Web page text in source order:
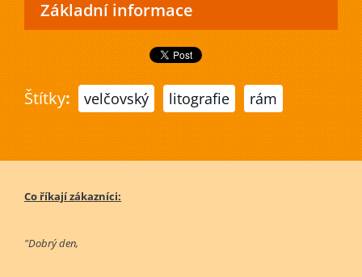
Základní informace
Štítky: velčovský litografie rám
Co říkají zákazníci:
"Dobrý den,